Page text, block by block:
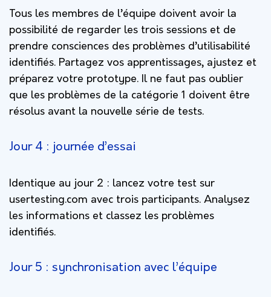
Tous les membres de l’équipe doivent avoir la
possibilité de regarder les trois sessions et de
prendre consciences des problèmes d’utilisabilité
identifiés. Partagez vos apprentissages, ajustez et
préparez votre prototype. Il ne faut pas oublier
que les problèmes de la catégorie 1 doivent être
résolus avant la nouvelle série de tests.
Jour 4 : journée d’essai
Identique au jour 2 : lancez votre test sur
usertesting.com avec trois participants. Analysez
les informations et classez les problèmes
identifiés.
Jour 5 : synchronisation avec l’équipe